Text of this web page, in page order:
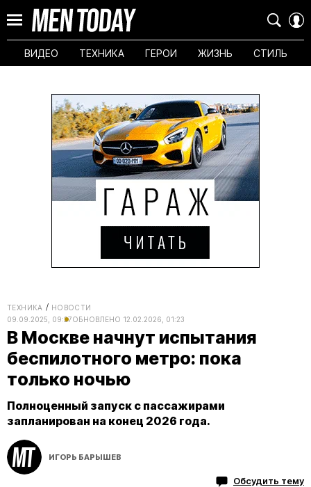
ВИДЕО ТЕХНИКА ГЕРОИ ЖИЗНЬ СТИЛЬ
ТЕХНИКА
НОВОСТИ
09.09.2025, 09:27ОБНОВЛЕНО 12.02.2026, 01:23
В Москве начнут испытания
беспилотного метро: пока
только ночью
Полноценный запуск с пассажирами
запланирован на конец 2026 года.
ИГОРЬ БАРЫШЕВ
Обсудить тему